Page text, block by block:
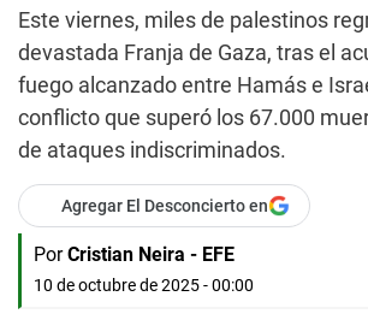
Este viernes, miles de palestinos
devastada Franja de Gaza, tras el
fuego alcanzado entre Hamás e
conflicto que superó los 67.000
de ataques indiscriminados.
Agregar El Desconcierto en
Por Cristian Neira - EFE
10 de octubre de 2025 - 00:00